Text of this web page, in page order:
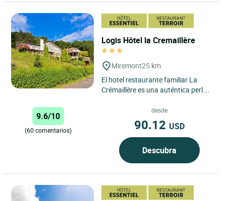
Logis Hôtel la Cremaillère
Miremont25 km
El hotel restaurante familiar La
Crémaillère es una auténtica perla
Natura 2000, en el...
9.6/10
(60 comentarios)
desde
90.12 USD
Descubra